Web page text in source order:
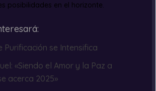
posibilidades en el horizonte.
Purificación se Intensifica
«Siendo el Amor y la Paz a
acerca 2025»